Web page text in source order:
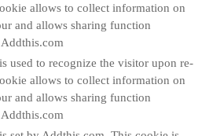
allows to collect information on
and allows sharing function
used to recognize the visitor upon re-
allows to collect information on
and allows sharing function